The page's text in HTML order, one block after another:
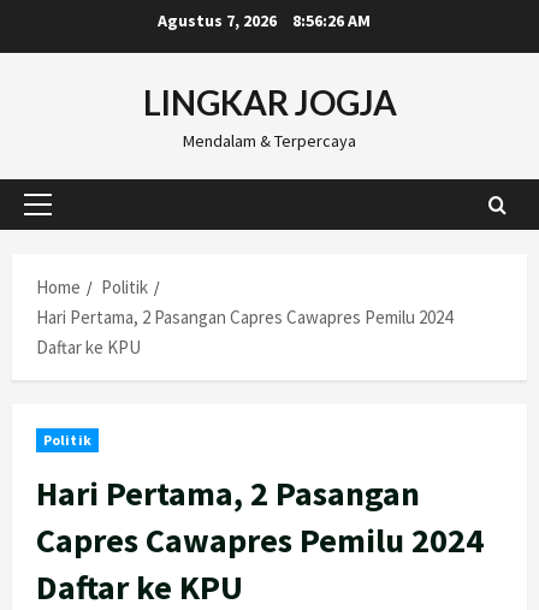
to
Agustus 7, 2026 8:56:27 AM
LINGKAR JOGJA
Mendalam & Terpercaya
Primary
Home
Politik
Hari Pertama, 2 Pasangan Capres Cawapres Pemilu 2024
Daftar ke KPU
Politik
Hari Pertama, 2 Pasangan
Capres Cawapres Pemilu 2024
Daftar ke KPU